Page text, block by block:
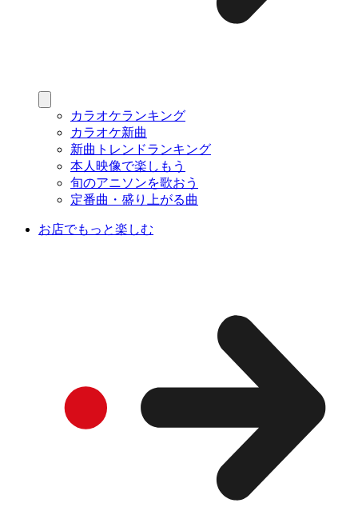
カラオケランキング
カラオケ新曲
新曲トレンドランキング
本人映像で楽しもう
旬のアニソンを歌おう
定番曲・盛り上がる曲
お店でもっと楽しむ